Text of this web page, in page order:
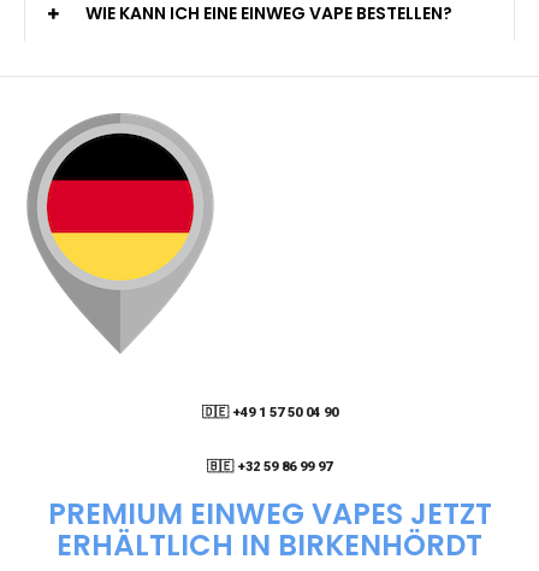
WIE KANN ICH EINE EINWEG VAPE BESTELLEN?
🇩🇪 +49 1 57 50 04 90
🇧🇪 +32 59 86 99 97
PREMIUM EINWEG VAPES JETZT
ERHÄLTLICH IN BIRKENHÖRDT